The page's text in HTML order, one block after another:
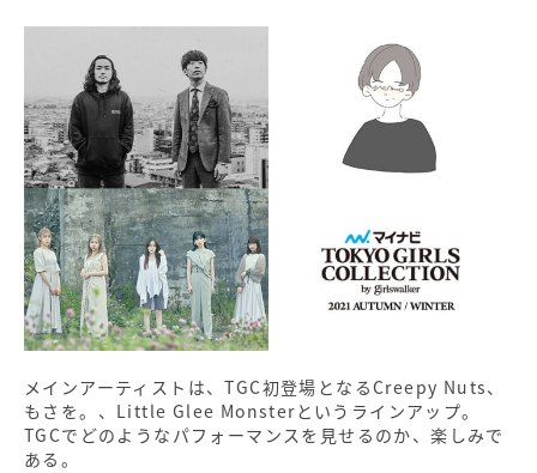
メインアーティストは、TGC初登場となるCreepy Nuts、
もさを。、Little Glee Monsterというラインアップ。
TGCでどのようなパフォーマンスを見せるのか、楽しみで
ある。